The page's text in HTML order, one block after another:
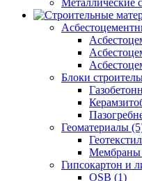
Металлические
Блоки
Геоматериалы
Мембраны
Гипсокартон и
OSB (1)